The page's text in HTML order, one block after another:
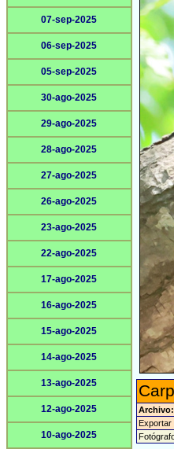
07-sep-2025
06-sep-2025
05-sep-2025
30-ago-2025
29-ago-2025
28-ago-2025
27-ago-2025
26-ago-2025
23-ago-2025
22-ago-2025
17-ago-2025
16-ago-2025
15-ago-2025
14-ago-2025
13-ago-2025
12-ago-2025
10-ago-2025
Archivo:
Exportar